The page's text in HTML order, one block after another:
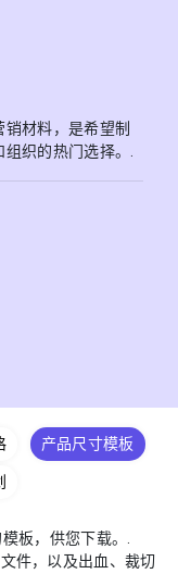
材料，是希望制
织的热门选择。.
产品尺寸模板
板，供您下载。.
件，以及出血、裁切